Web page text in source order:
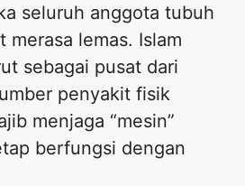
seluruh anggota tubuh
merasa lemas. Islam
sebagai pusat dari
penyakit fisik
menjaga “mesin”
berfungsi dengan